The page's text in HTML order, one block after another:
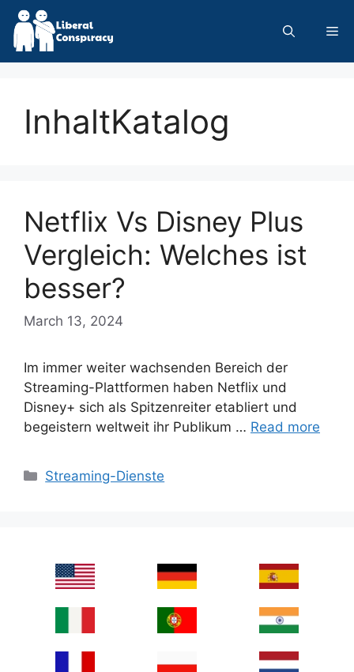
Skip
content
InhaltKatalog
Netflix Vs Disney Plus
Vergleich: Welches ist
besser?
March 13, 2024
Im immer weiter wachsenden Bereich der
Streaming-Plattformen haben Netflix und
Disney+ sich als Spitzenreiter etabliert und
begeistern weltweit ihr Publikum … Read more
Categories
Streaming-Dienste